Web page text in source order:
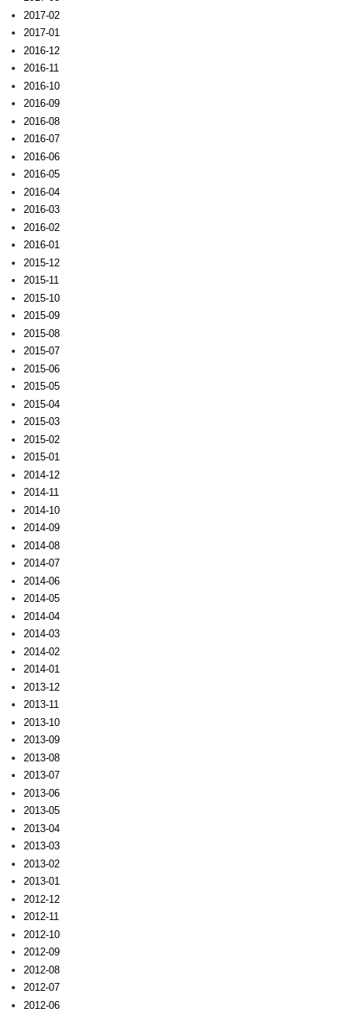
2017-02
2017-01
2016-12
2016-11
2016-10
2016-09
2016-08
2016-07
2016-06
2016-05
2016-04
2016-03
2016-02
2016-01
2015-12
2015-11
2015-10
2015-09
2015-08
2015-07
2015-06
2015-05
2015-04
2015-03
2015-02
2015-01
2014-12
2014-11
2014-10
2014-09
2014-08
2014-07
2014-06
2014-05
2014-04
2014-03
2014-02
2014-01
2013-12
2013-11
2013-10
2013-09
2013-08
2013-07
2013-06
2013-05
2013-04
2013-03
2013-02
2013-01
2012-12
2012-11
2012-10
2012-09
2012-08
2012-07
2012-06